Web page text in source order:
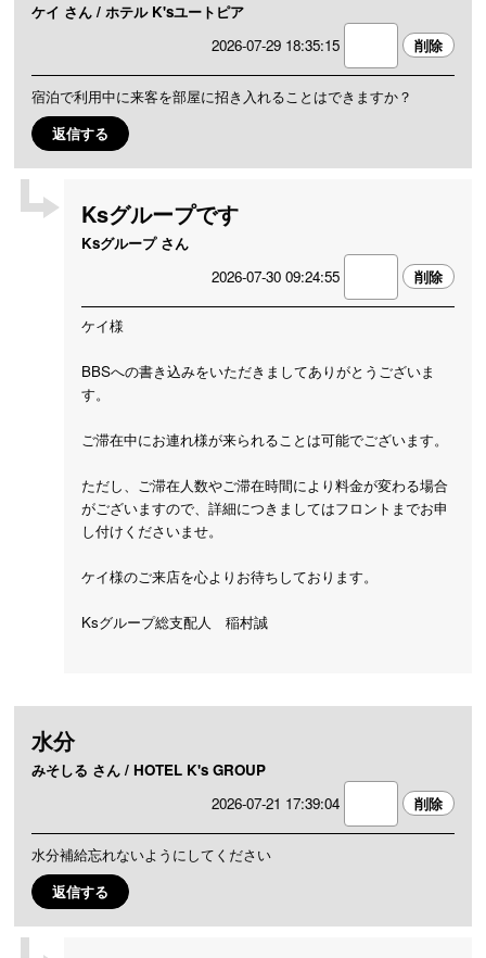
ケイ さん / ホテル K'sユートピア
2026-07-29 18:35:15
宿泊で利用中に来客を部屋に招き入れることはできますか？
返信する
Ksグループです
Ksグループ さん
2026-07-30 09:24:55
ケイ様
BBSへの書き込みをいただきましてありがとうございま
す。
ご滞在中にお連れ様が来られることは可能でございます。
ただし、ご滞在人数やご滞在時間により料金が変わる場合
がございますので、詳細につきましてはフロントまでお申
し付けくださいませ。
ケイ様のご来店を心よりお待ちしております。
Ksグループ総支配人 稲村誠
水分
みそしる さん / HOTEL K's GROUP
2026-07-21 17:39:04
水分補給忘れないようにしてください
返信する